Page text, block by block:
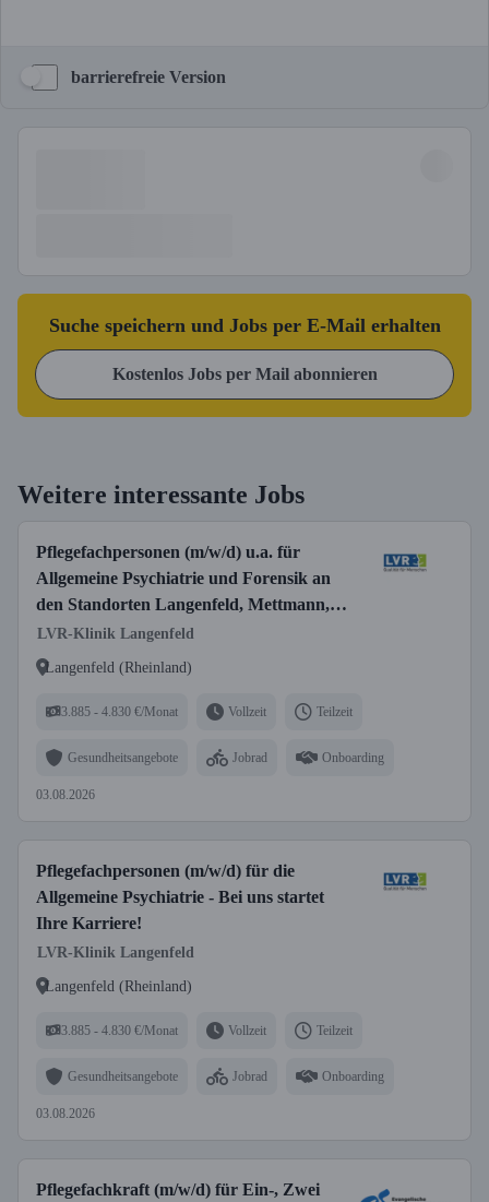
barrierefreie Version
Suche speichern und Jobs per E-Mail erhalten
Kostenlos Jobs per Mail abonnieren
Weitere interessante Jobs
Pflegefachpersonen (m/w/d) u.a. für
Allgemeine Psychiatrie und Forensik an
den Standorten Langenfeld, Mettmann,
Solingen und Leverkusen für die stationäre
und tagesklinische Behandlung
LVR-Klinik Langenfeld
Langenfeld (Rheinland)
3.885 - 4.830 €/Monat Vollzeit Teilzeit
Gesundheitsangebote Jobrad Onboarding
03.08.2026
Pflegefachpersonen (m/w/d) für die
Allgemeine Psychiatrie - Bei uns startet
Ihre Karriere!
LVR-Klinik Langenfeld
Langenfeld (Rheinland)
3.885 - 4.830 €/Monat Vollzeit Teilzeit
Gesundheitsangebote Jobrad Onboarding
03.08.2026
Pflegefachkraft (m/w/d) für Ein-, Zwei